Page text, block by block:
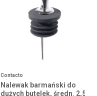
Contacto
Nalewak barmański do
dużych butelek, średn. 2,5-